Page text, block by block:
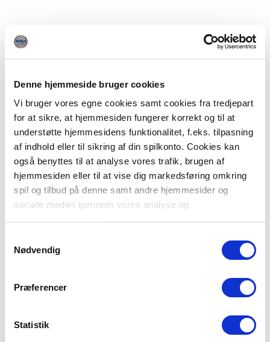
Denne hjemmeside bruger cookies
Vi bruger vores egne cookies samt cookies fra tredjepart
for at sikre, at hjemmesiden fungerer korrekt og til at
understøtte hjemmesidens funktionalitet, f.eks. tilpasning
af indhold eller til sikring af din spilkonto. Cookies kan
også benyttes til at analyse vores trafik, brugen af
hjemmesiden eller til at vise dig markedsføring omkring
spil og tilbud på denne samt andre hjemmesider og
sociale medier igennem vores analyse og
Du kan læse mere om vores brug af cookies under
"Detaljer" eller ved at klikke videre til vores Cookiepolitik,
Nødvendig
Præferencer
Statistik